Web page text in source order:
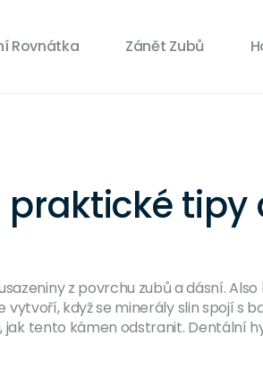
Rovnátka Zánět Zubů
tipy
z povrchu zubů a dásní.
když se minerály slin spojí s
tento kámen odstranit. Dentální